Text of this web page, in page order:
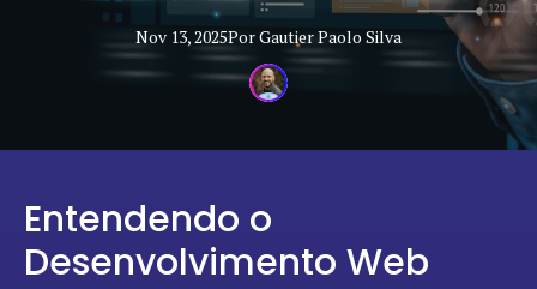
Nov 13, 2025PorGautier Paolo Silva
Entendendo o
Desenvolvimento Web